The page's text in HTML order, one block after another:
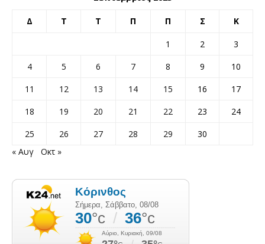
Δ Τ Τ Π Π Σ Κ
1 2
3
4
5 6 7 8 9
10
11
12 13 14 15 16
17
18
19 20 21 22 23
24
25
26 27 28 29
30
« Αυγ
Οκτ »